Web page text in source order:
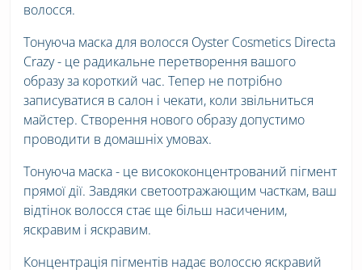
волосся.
Тонуюча маска для волосся Oyster Cosmetics Directa
Crazy - це радикальне перетворення вашого
образу за короткий час. Тепер не потрібно
записуватися в салон і чекати, коли звільниться
майстер. Створення нового образу допустимо
проводити в домашніх умовах.
Тонуюча маска - це висококонцентрований пігмент
прямої дії. Завдяки светоотражающим часткам, ваш
відтінок волосся стає ще більш насиченим,
яскравим і яскравим.
Концентрація пігментів надає волоссю яскравий